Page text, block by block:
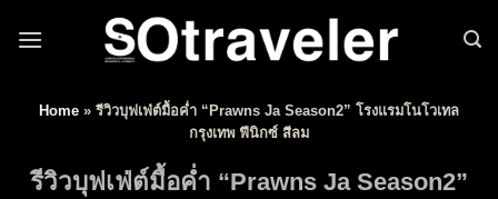
Home » รีวิวบุฟเฟ่ต์มื้อค่ำ “Prawns Ja Season2” โรงแรมโนโวเทล
กรุงเทพ ฟีนิกซ์ สีลม
รีวิวบุฟเฟ่ต์มื้อค่ำ “Prawns Ja Season2”